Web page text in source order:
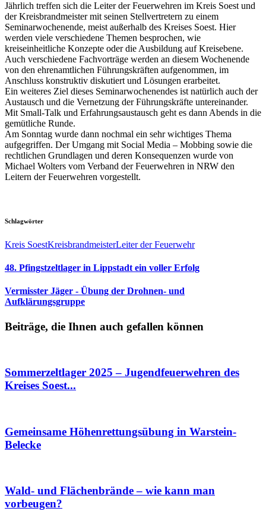
Jährlich treffen sich die Leiter der Feuerwehren im Kreis Soest und
der Kreisbrandmeister mit seinen Stellvertretern zu einem
Seminarwochenende, meist außerhalb des Kreises Soest. Hier
werden viele verschiedene Themen besprochen, wie
kreiseinheitliche Konzepte oder die Ausbildung auf Kreisebene.
Auch verschiedene Fachvorträge werden an diesem Wochenende
von den ehrenamtlichen Führungskräften aufgenommen, im
Anschluss konstruktiv diskutiert und Lösungen erarbeitet.
Ein weiteres Ziel dieses Seminarwochenendes ist natürlich auch der
Austausch und die Vernetzung der Führungskräfte untereinander.
Mit Small-Talk und Erfahrungsaustausch geht es dann Abends in die
gemütliche Runde.
Am Sonntag wurde dann nochmal ein sehr wichtiges Thema
aufgegriffen. Der Umgang mit Social Media – Mobbing sowie die
rechtlichen Grundlagen und deren Konsequenzen wurde von
Michael Wolters vom Verband der Feuerwehren in NRW den
Leitern der Feuerwehren vorgestellt.
Schlagwörter
Kreis SoestKreisbrandmeisterLeiter der Feuerwehr
48. Pfingstzeltlager in Lippstadt ein voller Erfolg
Vermisster Jäger - Übung der Drohnen- und
Aufklärungsgruppe
Beiträge, die Ihnen auch gefallen können
Sommerzeltlager 2025 – Jugendfeuerwehren des
Kreises Soest...
Gemeinsame Höhenrettungsübung in Warstein-
Belecke
Wald- und Flächenbrände – wie kann man
vorbeugen?